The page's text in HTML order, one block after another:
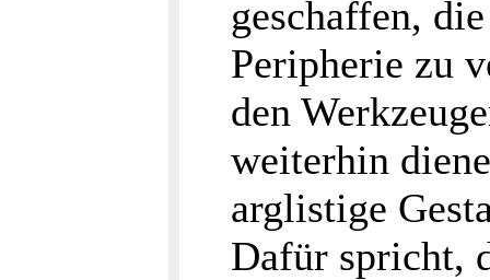
geschaffen,
Peripherie zu
den
weiterhin
arglistige
Dafür spricht,